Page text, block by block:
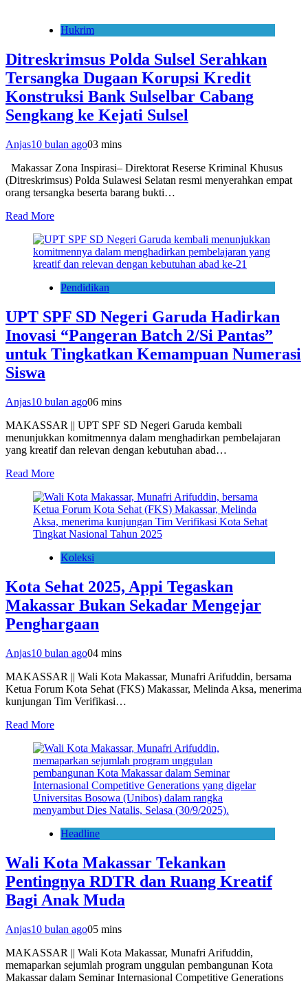
Hukrim
Ditreskrimsus Polda Sulsel Serahkan
Tersangka Dugaan Korupsi Kredit
Konstruksi Bank Sulselbar Cabang
Sengkang ke Kejati Sulsel
Anjas10 bulan ago03 mins
Makassar Zona Inspirasi– Direktorat Reserse Kriminal Khusus
(Ditreskrimsus) Polda Sulawesi Selatan resmi menyerahkan empat
orang tersangka beserta barang bukti…
Read More
Pendidikan
UPT SPF SD Negeri Garuda Hadirkan
Inovasi “Pangeran Batch 2/Si Pantas”
untuk Tingkatkan Kemampuan Numerasi
Siswa
Anjas10 bulan ago06 mins
MAKASSAR || UPT SPF SD Negeri Garuda kembali
menunjukkan komitmennya dalam menghadirkan pembelajaran
yang kreatif dan relevan dengan kebutuhan abad…
Read More
Koleksi
Kota Sehat 2025, Appi Tegaskan
Makassar Bukan Sekadar Mengejar
Penghargaan
Anjas10 bulan ago04 mins
MAKASSAR || Wali Kota Makassar, Munafri Arifuddin, bersama
Ketua Forum Kota Sehat (FKS) Makassar, Melinda Aksa, menerima
kunjungan Tim Verifikasi…
Read More
Headline
Wali Kota Makassar Tekankan
Pentingnya RDTR dan Ruang Kreatif
Bagi Anak Muda
Anjas10 bulan ago05 mins
MAKASSAR || Wali Kota Makassar, Munafri Arifuddin,
memaparkan sejumlah program unggulan pembangunan Kota
Makassar dalam Seminar Internasional Competitive Generations